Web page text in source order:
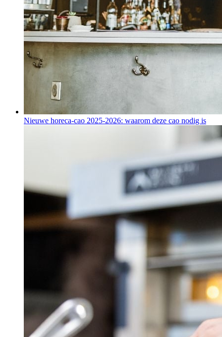
Nieuwe horeca-cao 2025-2026: waarom deze cao nodig is